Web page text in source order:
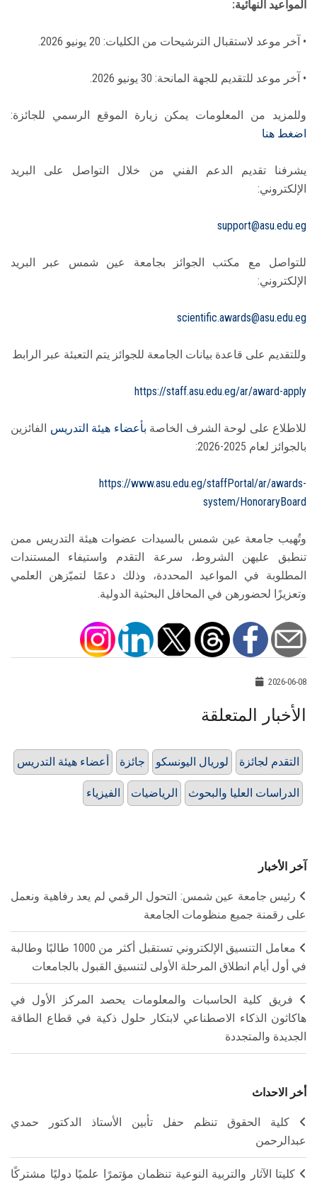
المواعيد النهائية:
• آخر موعد لاستقبال الترشيحات من الكليات: 20 يونيو 2026.
• آخر موعد للتقديم للجهة المانحة: 30 يونيو 2026.
وللمزيد من المعلومات يمكن زيارة الموقع الرسمي للجائزة:
اضغط هنا
يشرفنا تقديم الدعم الفني من خلال التواصل على البريد
الإلكتروني:
support@asu.edu.eg
للتواصل مع مكتب الجوائز بجامعة عين شمس عبر البريد
الإلكتروني:
scientific.awards@asu.edu.eg
وللتقديم على قاعدة بيانات الجامعة للجوائز يتم التعبئة عبر الرابط
https://staff.asu.edu.eg/ar/award-apply
للاطلاع على لوحة الشرف الخاصة بأعضاء هيئة التدريس الفائزين
بالجوائز لعام 2025-2026:
https://www.asu.edu.eg/staffPortal/ar/awards-
system/HonoraryBoard
وتُهيب جامعة عين شمس بالسيدات عضوات هيئة التدريس ممن
تنطبق عليهن الشروط، سرعة التقدم واستيفاء المستندات
المطلوبة في المواعيد المحددة، وذلك دعمًا لتميّزهن العلمي
وتعزيزًا لحضورهن في المحافل البحثية الدولية.
2026-06-08
الأخبار المتعلقة
أعضاء هيئة التدريس جائزة لوريال اليونسكو التقدم لجائزة
الفيزياء الرياضيات الدراسات العليا والبحوث
آخر الأخبار
رئيس جامعة عين شمس: التحول الرقمي لم يعد رفاهية ونعمل
على رقمنة جميع منظومات الجامعة
معامل التنسيق الإلكتروني تستقبل أكثر من 1000 طالبًا وطالبة
في أول أيام انطلاق المرحلة الأولى لتنسيق القبول بالجامعات
فريق كلية الحاسبات والمعلومات يحصد المركز الأول في
هاكاثون الذكاء الاصطناعي لابتكار حلول ذكية في قطاع الطاقة
الجديدة والمتجددة
أخر الاحداث
كلية الحقوق تنظم حفل تأبين الأستاذ الدكتور حمدي
عبدالرحمن
كليتا الآثار والتربية النوعية تنظمان مؤتمرًا علميًا دوليًا مشتركًا